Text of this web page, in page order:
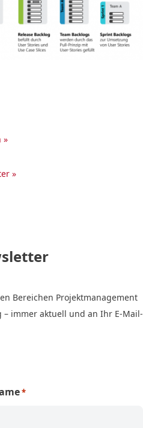
»
»
Bereichen Projektmanagement
immer aktuell und an Ihr E-Mail-
*